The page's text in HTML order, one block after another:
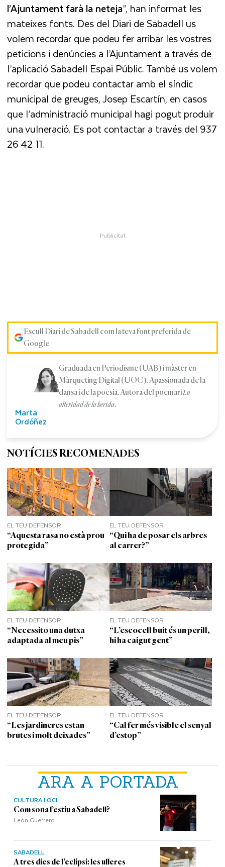
ARA A PORTADA
CULTURA I OCI
Com sona l’estiu a Sabadell?
León Guerrero
SABADELL
A tres dies de l’eclipsi: les ulleres
l’Ajuntament farà la neteja”, han informat les
mateixes fonts. Des del Diari de Sabadell us
volem recordar que podeu fer arribar les vostres
peticions i denúncies a l’Ajuntament a través de
l’aplicació Sabadell Espai Públic. També us volem
recordar que podeu contactar amb el síndic
municipal de greuges, Josep Escartín, en casos
que l’administració municipal hagi pogut produir
una vulneració. Es pot contactar a través del 937
26 42 11.
Escull Diari de Sabadell com la teva font preferida de
Google
Marta
Ordóñez
Graduada en Periodisme (UAB) i màster en
Màrqueting Digital (UOC). Apassionada de la
dansa i de la poesia. Autora del poemari La
alteridad de la herida.
NOTÍCIES RECOMENADES
EL TEU DEFENSOR
“Aquesta rasa no està prou
protegida”
EL TEU DEFENSOR
“Qui ha de posar els arbres
al carrer?”
EL TEU DEFENSOR
“Necessito una dutxa
adaptada al meu pis”
EL TEU DEFENSOR
“L’escocell buit és un perill,
hi ha caigut gent”
EL TEU DEFENSOR
“Les jardineres estan
brutes i molt deixades”
EL TEU DEFENSOR
“Cal fer més visible el senyal
d’estop”